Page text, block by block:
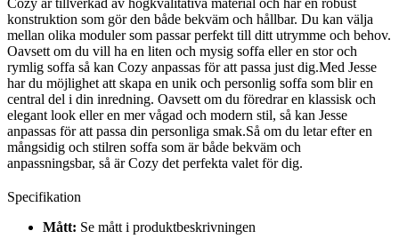
Cozy är tillverkad av högkvalitativa material och har en robust
konstruktion som gör den både bekväm och hållbar. Du kan välja
mellan olika moduler som passar perfekt till ditt utrymme och behov.
Oavsett om du vill ha en liten och mysig soffa eller en stor och
rymlig soffa så kan Cozy anpassas för att passa just dig.Med Jesse
har du möjlighet att skapa en unik och personlig soffa som blir en
central del i din inredning. Oavsett om du föredrar en klassisk och
elegant look eller en mer vågad och modern stil, så kan Jesse
anpassas för att passa din personliga smak.Så om du letar efter en
mångsidig och stilren soffa som är både bekväm och
anpassningsbar, så är Cozy det perfekta valet för dig.
Specifikation
Mått: Se mått i produktbeskrivningen